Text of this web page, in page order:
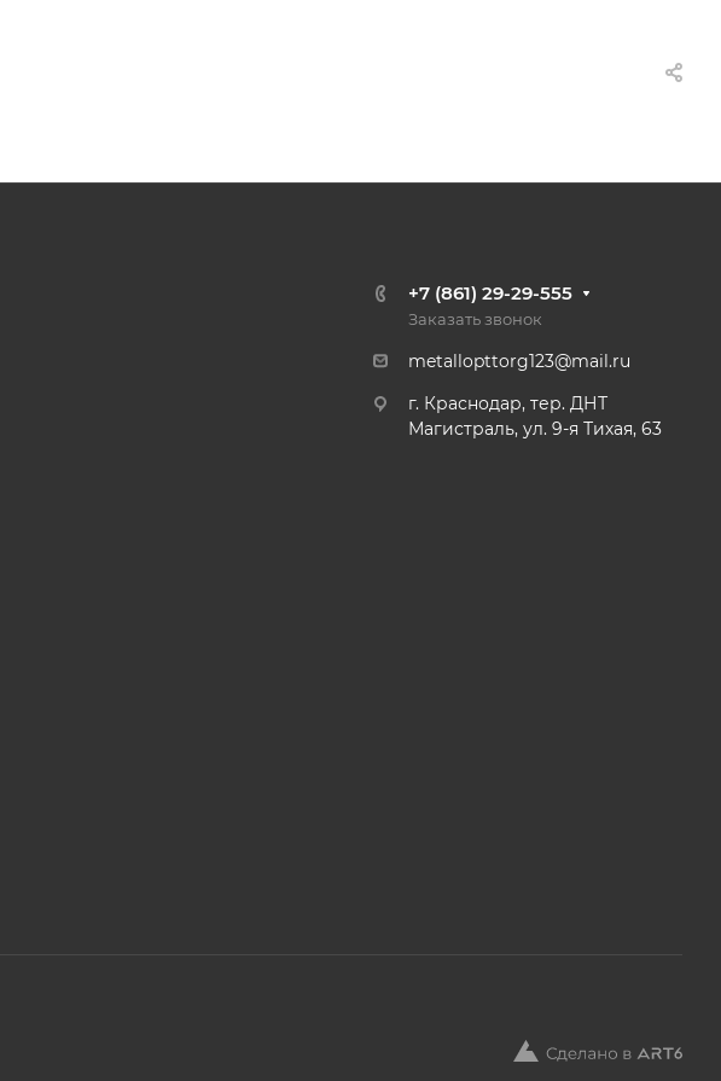
+7 (861) 29-29-555
Заказать звонок
metallopttorg123@mail.ru
г. Краснодар, тер. ДНТ
Магистраль, ул. 9-я Тихая, 63